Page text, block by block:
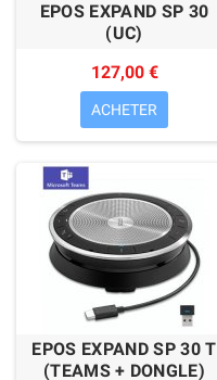
EPOS EXPAND SP 30
(UC)
127,00 €
ACHETER
EPOS EXPAND SP 30 T
(TEAMS + DONGLE)